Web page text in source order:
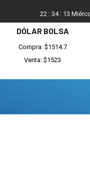
22 : 34: 14
DÓLAR BOLSA
Compra: $1514.7
Venta: $1523